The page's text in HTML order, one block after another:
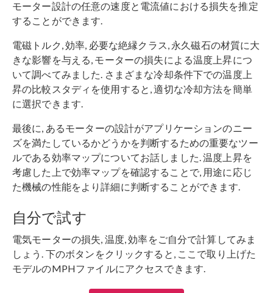
モーター設計の任意の速度と電流値における損失を推定
することができます.
電磁トルク, 効率, 必要な絶縁クラス, 永久磁石の材質に大
きな影響を与える, モーターの損失による温度上昇につ
いて調べてみました. さまざまな冷却条件下での温度上
昇の比較スタディを使用すると, 適切な冷却方法を簡単
に選択できます.
最後に, あるモーターの設計がアプリケーションのニー
ズを満たしているかどうかを判断するための重要なツー
ルである効率マップについてお話しました. 温度上昇を
考慮した上で効率マップを確認することで, 用途に応じ
た機械の性能をより詳細に判断することができます.
自分で試す
電気モーターの損失, 温度, 効率をご自分で計算してみま
しょう. 下のボタンをクリックすると, ここで取り上げた
モデルのMPHファイルにアクセスできます.